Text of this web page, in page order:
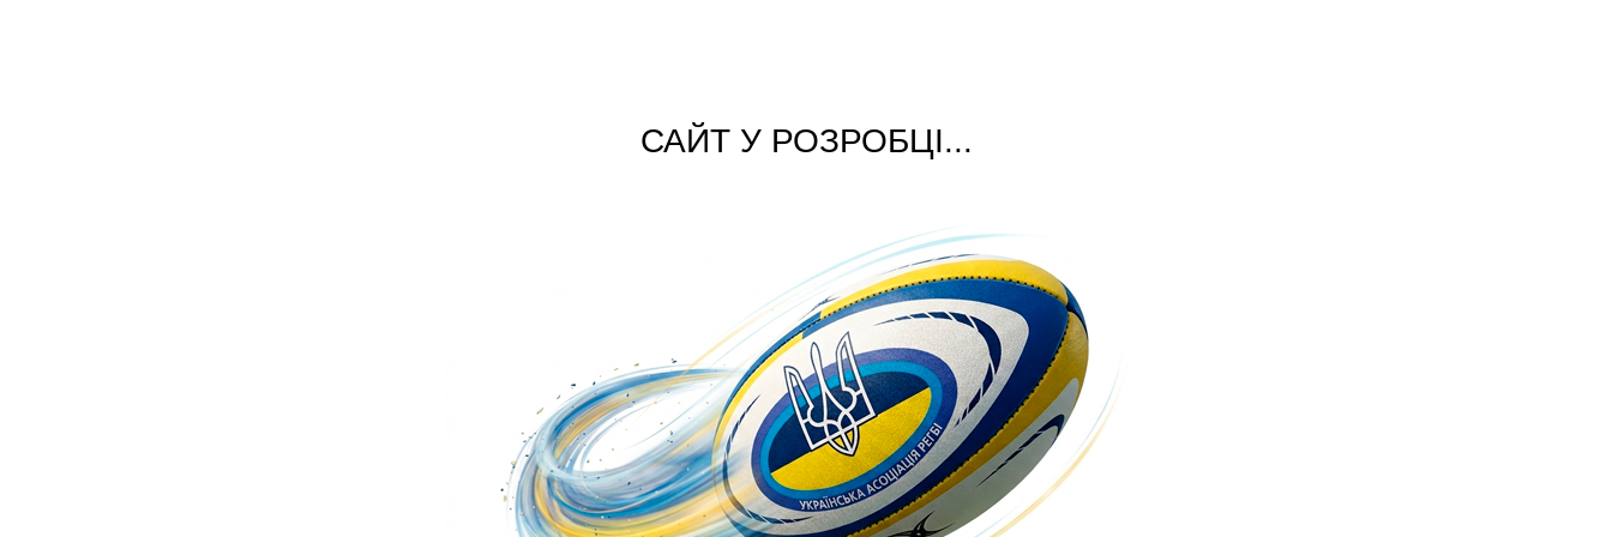
САЙТ У РОЗРОБЦІ...